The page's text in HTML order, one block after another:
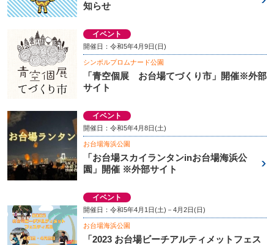
知らせ
イベント
開催日：令和5年4月9日(日)
シンボルプロムナード公園
「青空個展 お台場てづくり市」開催※外部
サイト
イベント
開催日：令和5年4月8日(土)
お台場海浜公園
「お台場スカイランタンinお台場海浜公
園」開催 ※外部サイト
イベント
開催日：令和5年4月1日(土)－4月2日(日)
お台場海浜公園
「2023 お台場ビーチアルティメットフェス